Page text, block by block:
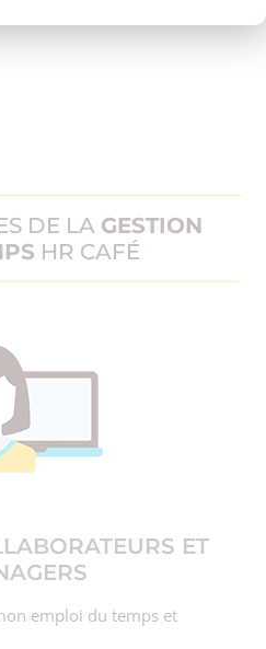
DE LA GESTION
HR CAFÉ
ET
emploi du temps et